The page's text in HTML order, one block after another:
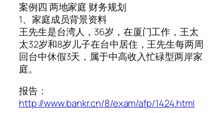
案例四 两地家庭 财务规划
1、家庭成员背景资料
王先生是台湾人，36岁，在厦门工作，王太
太32岁和8岁儿子在台中居住，王先生每两周
回台中休假3天，属于中高收入忙碌型两岸家
庭。
报告：
http://www.bankr.cn/8/exam/afp/1424.html